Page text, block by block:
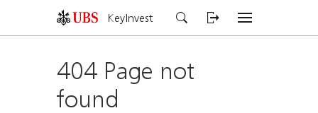
KeyInvest
404 Page not
found